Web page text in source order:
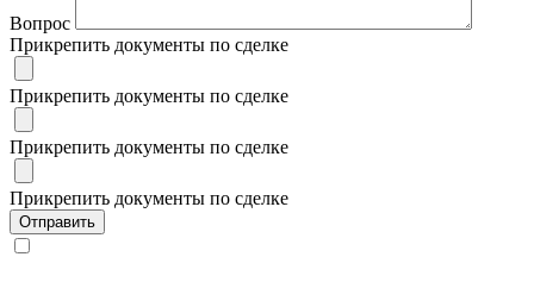
Вопрос
Прикрепить документы по сделке
Прикрепить документы по сделке
Прикрепить документы по сделке
Прикрепить документы по сделке